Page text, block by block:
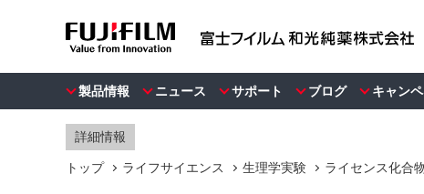
製品情報 ニュース サポート ブログ キャン
詳細情報
トップ ライフサイエンス 生理学実験 ライセンス化合